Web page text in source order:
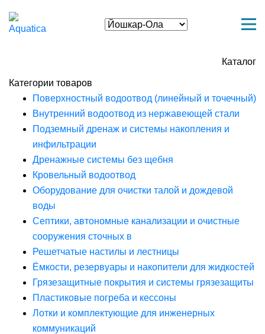
Каталог
Категории товаров
Поверхностный водоотвод (линейный и точечный)
Внутренний водоотвод из нержавеющей стали
Подземный дренаж и системы накопления и
инфильтрации
Дренажные системы без щебня
Кровельный водоотвод
Оборудование для очистки талой и дождевой
воды
Септики, автономные канализации и очистные
сооружения сточных в
Решетчатые настилы и лестницы
Ёмкости, резервуары и накопители для жидкостей
Грязезащитные покрытия и системы грязезащиты
Пластиковые погреба и кессоны
Лотки и комплектующие для инженерных
коммуникаций